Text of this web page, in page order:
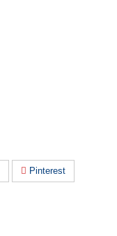
Pinterest